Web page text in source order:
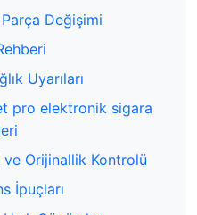
Değişimi
Uyarıları
pro elektronik sigara
ve Orijinallik Kontrolü
İpuçları